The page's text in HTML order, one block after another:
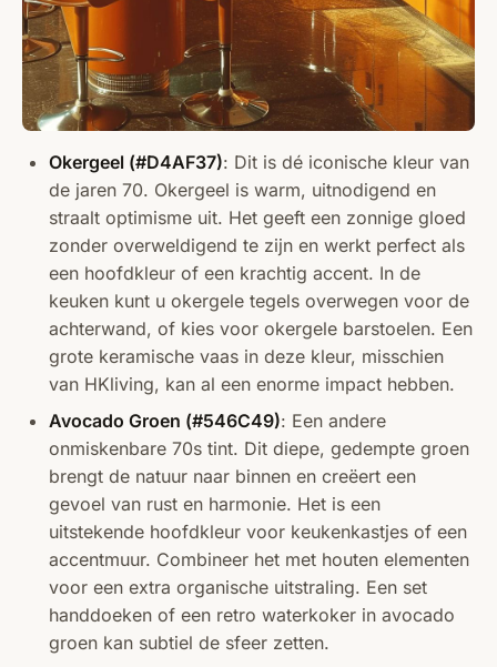
Okergeel (#D4AF37): Dit is dé iconische kleur van
de jaren 70. Okergeel is warm, uitnodigend en
straalt optimisme uit. Het geeft een zonnige gloed
zonder overweldigend te zijn en werkt perfect als
een hoofdkleur of een krachtig accent. In de
keuken kunt u okergele tegels overwegen voor de
achterwand, of kies voor okergele barstoelen. Een
grote keramische vaas in deze kleur, misschien
van HKliving, kan al een enorme impact hebben.
Avocado Groen (#546C49): Een andere
onmiskenbare 70s tint. Dit diepe, gedempte groen
brengt de natuur naar binnen en creëert een
gevoel van rust en harmonie. Het is een
uitstekende hoofdkleur voor keukenkastjes of een
accentmuur. Combineer het met houten elementen
voor een extra organische uitstraling. Een set
handdoeken of een retro waterkoker in avocado
groen kan subtiel de sfeer zetten.